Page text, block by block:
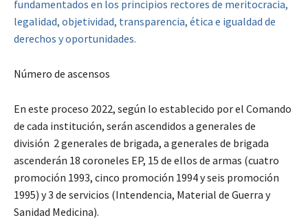
fundamentados en los principios rectores de meritocracia,
legalidad, objetividad, transparencia, ética e igualdad de
derechos y oportunidades.
Número de ascensos
En este proceso 2022, según lo establecido por el Comando
de cada institución, serán ascendidos a generales de
división 2 generales de brigada, a generales de brigada
ascenderán 18 coroneles EP, 15 de ellos de armas (cuatro
promoción 1993, cinco promoción 1994 y seis promoción
1995) y 3 de servicios (Intendencia, Material de Guerra y
Sanidad Medicina).